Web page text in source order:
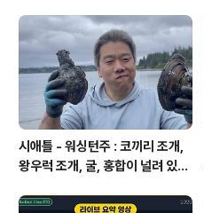
시애틀 - 워싱턴주 : 코끼리 조개,
왕우럭 조개, 굴, 홍합이 널려 있는